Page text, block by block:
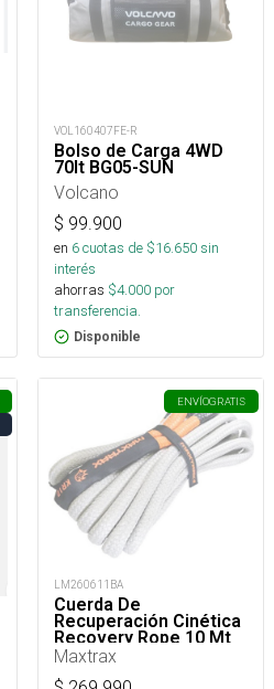
VOL160407FE-R
Bolso de Carga 4WD
70lt BG05-SUN
Volcano
$ 99.900
en 6cuotas de $16.650sin
interés
ahorras $4.000 por
transferencia.
Disponible
ENVÍOGRATIS
LM260611BA
Cuerda De
Recuperación Cinética
Recovery Rope 10 Mt
Maxtrax